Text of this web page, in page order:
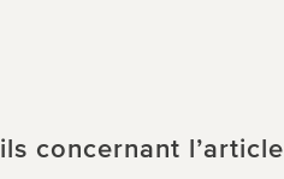
concernant l’article